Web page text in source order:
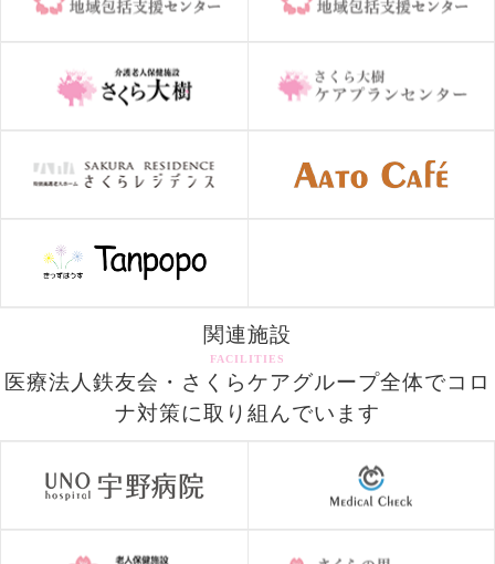
関連施設
FACILITIES
医療法人鉄友会・さくらケアグループ全体でコロ
ナ対策に取り組んでいます